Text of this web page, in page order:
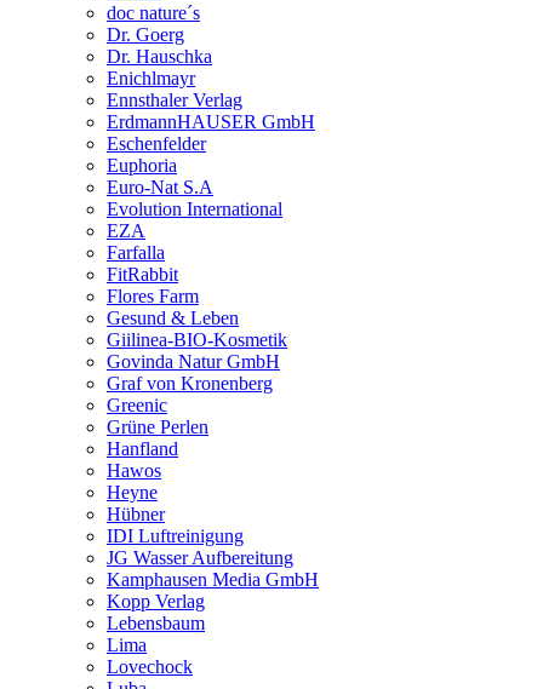
doc nature´s
Dr. Goerg
Dr. Hauschka
Enichlmayr
Ennsthaler Verlag
ErdmannHAUSER GmbH
Eschenfelder
Euphoria
Euro-Nat S.A
Evolution International
EZA
Farfalla
FitRabbit
Flores Farm
Gesund & Leben
Giilinea-BIO-Kosmetik
Govinda Natur GmbH
Graf von Kronenberg
Greenic
Grüne Perlen
Hanfland
Hawos
Heyne
Hübner
IDI Luftreinigung
JG Wasser Aufbereitung
Kamphausen Media GmbH
Kopp Verlag
Lebensbaum
Lima
Lovechock